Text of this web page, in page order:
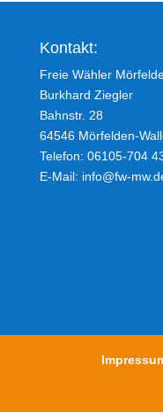
Kontakt:
Freie Wähler
Burkhard Ziegler
Bahnstr. 28
64546 Mörfelden-
Telefon: 06105-704
E-Mail: info@fw-